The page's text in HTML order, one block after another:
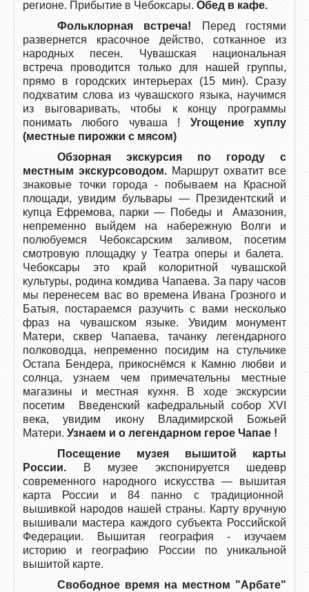
регионе. Прибытие в Чебоксары. Обед в кафе.
Фольклорная встреча! Перед гостями
развернется красочное действо, сотканное из
народных песен. Чувашская национальная
встреча проводится только для нашей группы,
прямо в городских интерьерах (15 мин). Сразу
подхватим слова из чувашского языка, научимся
из выговаривать, чтобы к концу программы
понимать любого чуваша ! Угощение хуплу
(местные пирожки с мясом)
Обзорная экскурсия по городу с
местным экскурсоводом. Маршрут охватит все
знаковые точки города - побываем на Красной
площади, увидим бульвары — Президентский и
купца Ефремова, парки — Победы и Амазония,
непременно выйдем на набережную Волги и
полюбуемся Чебоксарским заливом, посетим
смотровую площадку у Театра оперы и балета.
Чебоксары это край колоритной чувашской
культуры, родина комдива Чапаева. За пару часов
мы перенесем вас во времена Ивана Грозного и
Батыя, постараемся разучить с вами несколько
фраз на чувашском языке. Увидим монумент
Матери, сквер Чапаева, тачанку легендарного
полководца, непременно посидим на стульчике
Остапа Бендера, прикоснёмся к Камню любви и
солнца, узнаем чем примечательны местные
магазины и местная кухня. В ходе экскурсии
посетим Введенский кафедральный собор XVI
века, увидим икону Владимирской Божьей
Матери. Узнаем и о легендарном герое Чапае !
Посещение музея вышитой карты
России.
В музее экспонируется шедевр
современного народного искусства — вышитая
карта России и 84 панно с традиционной
вышивкой народов нашей страны. Карту вручную
вышивали мастера каждого субъекта Российской
Федерации. Вышитая география - изучаем
историю и географию России по уникальной
вышитой карте.
Свободное время на местном "Арбате"